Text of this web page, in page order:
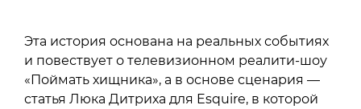
Эта история основана на реальных событиях
и повествует о телевизионном реалити-шоу
«Поймать хищника», а в основе сценария —
статья Люка Дитриха для Esquire, в которой